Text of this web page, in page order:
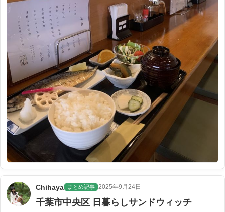
Chihaya まとめ記事 2025年9月24日
千葉市中央区 日暮らしサンドウィッチ